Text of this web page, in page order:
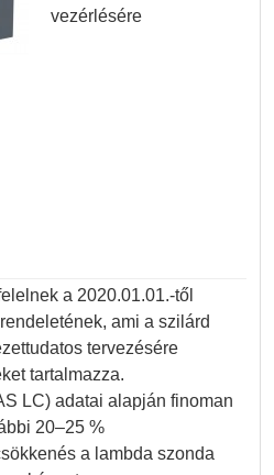
vezérlésére
a 2020.01.01.-től
ami a szilárd
tervezésére
tartalmazza.
LC) adatai alapján finoman
20–25 %
a lambda szonda